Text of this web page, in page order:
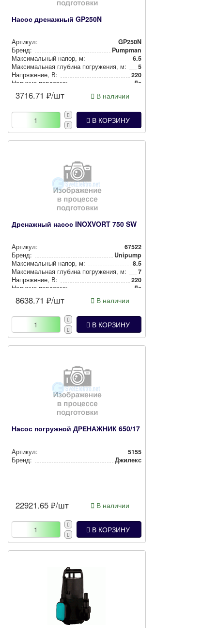
Насос дренажный GP250N
Артикул:
GP250N
Бренд:
Pumpman
Мак­си­маль­ный напор, м:
6.5
Мак­си­маль­ная глубина пог­ру­же­ния, м:
5
Нап­ря­же­ние, В:
220
Наличие поплавка:
Да
3716.71 ₽/шт В наличии
В КОРЗИНУ
Дренажный насос INOXVORT 750 SW
Артикул:
67522
Бренд:
Unipump
Мак­си­маль­ный напор, м:
8.5
Мак­си­маль­ная глубина пог­ру­же­ния, м:
7
Нап­ря­же­ние, В:
220
Наличие поплавка:
Да
8638.71 ₽/шт В наличии
В КОРЗИНУ
Насос погружной ДРЕНАЖНИК 650/17
Артикул:
5155
Бренд:
Джилекс
22921.65 ₽/шт В наличии
В КОРЗИНУ